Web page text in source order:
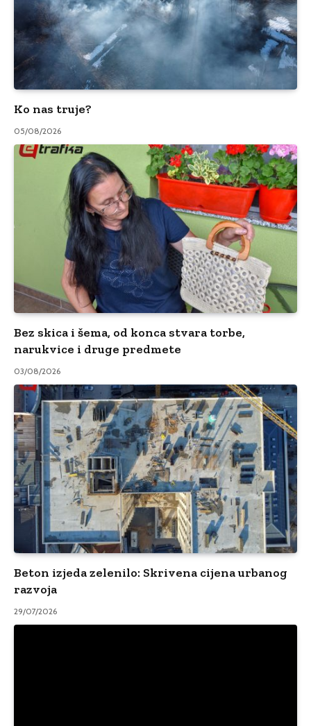
Ko nas truje?
05/08/2026
Bez skica i šema, od konca stvara torbe,
narukvice i druge predmete
03/08/2026
Beton izjeda zelenilo: Skrivena cijena urbanog
razvoja
29/07/2026